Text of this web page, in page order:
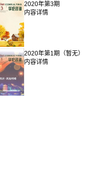
2020年第3期
内容详情
2020年第1期（暂无）
内容详情